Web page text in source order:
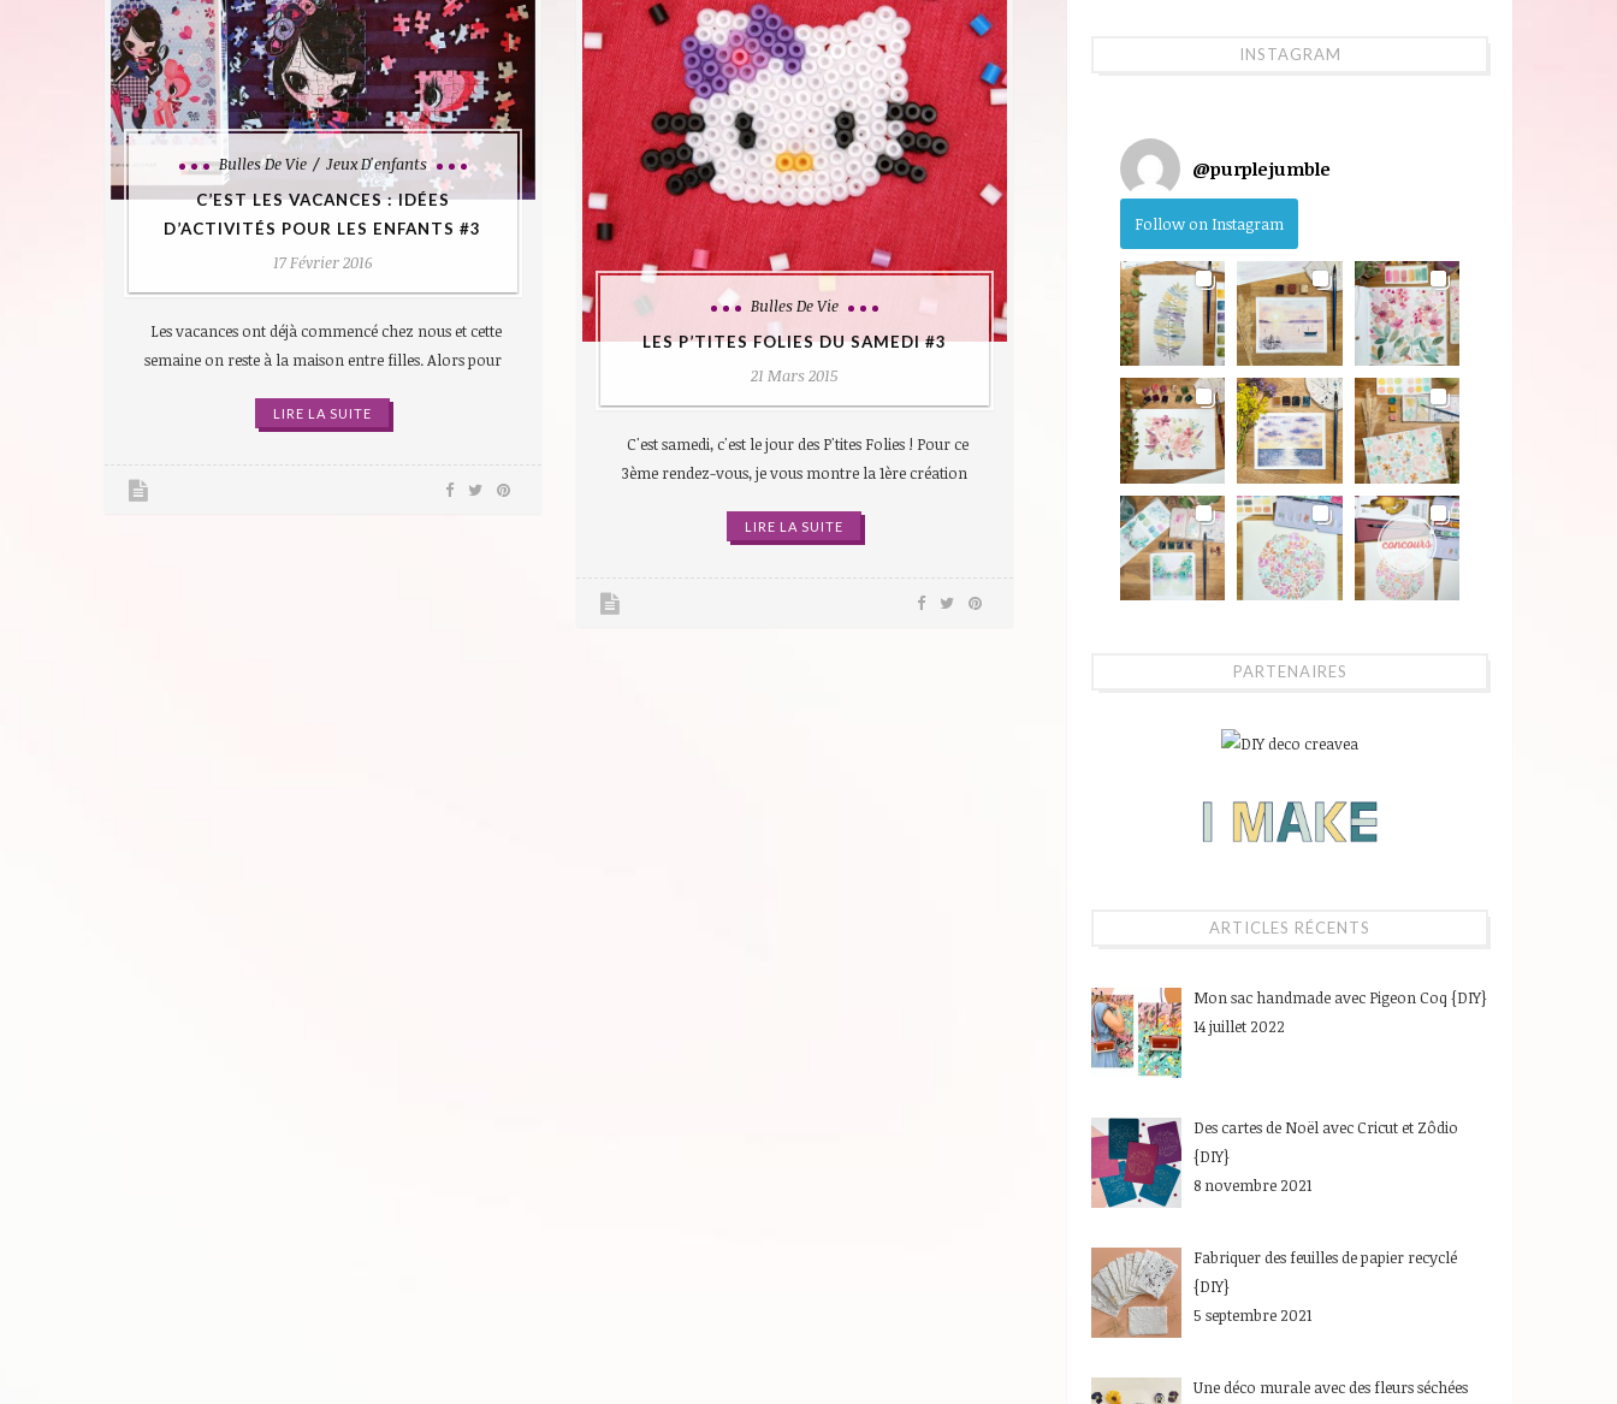
Bulles De Vie Jeux D'enfants
C’EST LES VACANCES : IDÉES
D’ACTIVITÉS POUR LES ENFANTS #3
17 Février 2016
Les vacances ont déjà commencé chez nous et cette
semaine on reste à la maison entre filles. Alors pour
LIRE LA SUITE
Bulles De Vie
LES P’TITES FOLIES DU SAMEDI #3
21 Mars 2015
C'est samedi, c'est le jour des P'tites Folies ! Pour ce
3ème rendez-vous, je vous montre la 1ère création
LIRE LA SUITE
INSTAGRAM
@purplejumble
Follow on Instagram
PARTENAIRES
ARTICLES RÉCENTS
Mon sac handmade avec Pigeon Coq {DIY}
14 juillet 2022
Des cartes de Noël avec Cricut et Zôdio
{DIY}
8 novembre 2021
Fabriquer des feuilles de papier recyclé
{DIY}
5 septembre 2021
Une déco murale avec des fleurs séchées